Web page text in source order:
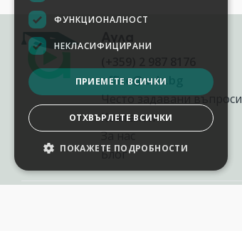
office@aula.bg
Често задавани въпроси
Контакти
За нас
Блог